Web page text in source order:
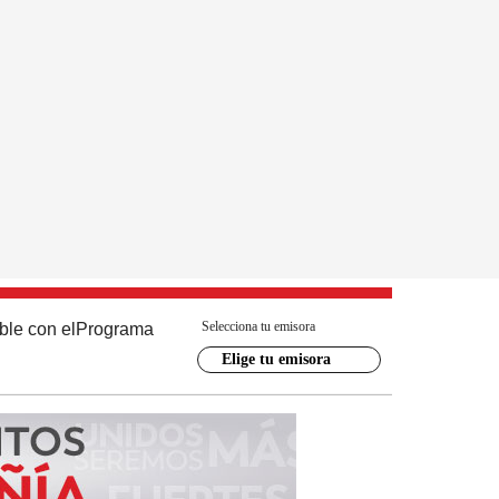
con el Programa Selecciona tu emisora
Elige tu emisora